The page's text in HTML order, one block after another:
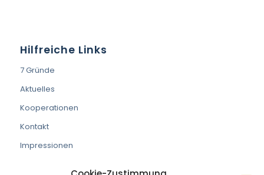
Hilfreiche Links
7 Gründe
Aktuelles
Kooperationen
Kontakt
Impressionen